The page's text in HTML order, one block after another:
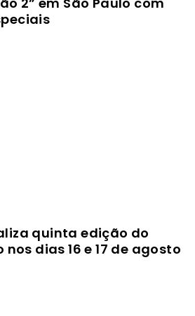
quinta edição do
dias 16 e 17 de agosto